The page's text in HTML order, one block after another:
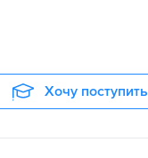
Хочу поступить